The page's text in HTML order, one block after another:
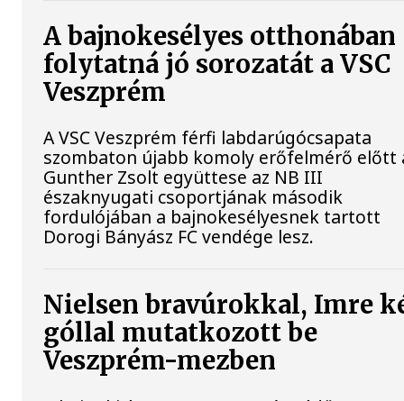
A bajnokesélyes otthonában
folytatná jó sorozatát a VSC
Veszprém
A VSC Veszprém férfi labdarúgócsapata
szombaton újabb komoly erőfelmérő előtt
Gunther Zsolt együttese az NB III
északnyugati csoportjának második
fordulójában a bajnokesélyesnek tartott
Dorogi Bányász FC vendége lesz.
Nielsen bravúrokkal, Imre
góllal mutatkozott be
Veszprém-mezben